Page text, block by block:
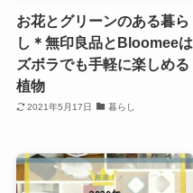
お花とグリーンのある暮ら
し＊無印良品とBloomeeは
ズボラでも手軽に楽しめる
植物
2021年5月17日 暮らし